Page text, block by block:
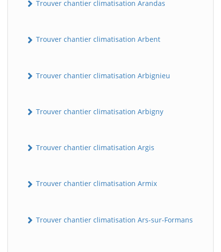
Trouver chantier climatisation Arandas
Trouver chantier climatisation Arbent
Trouver chantier climatisation Arbignieu
Trouver chantier climatisation Arbigny
Trouver chantier climatisation Argis
Trouver chantier climatisation Armix
Trouver chantier climatisation Ars-sur-Formans